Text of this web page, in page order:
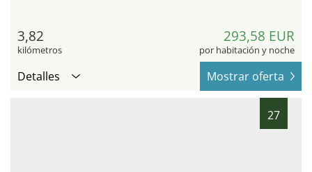
3,82
kilómetros
293,58 EUR
por habitación y noche
Detalles Mostrar oferta
27